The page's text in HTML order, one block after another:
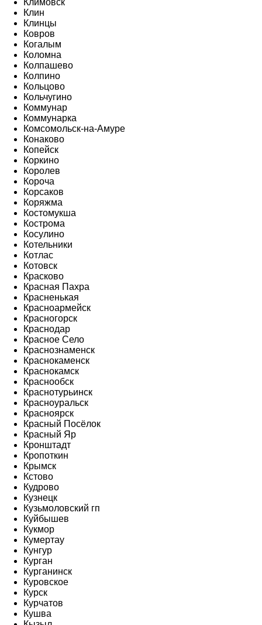
Климовск
Клин
Клинцы
Ковров
Когалым
Коломна
Колпашево
Колпино
Кольцово
Кольчугино
Коммунар
Коммунарка
Комсомольск-на-Амуре
Конаково
Копейск
Коркино
Королев
Короча
Корсаков
Коряжма
Костомукша
Кострома
Косулино
Котельники
Котлас
Котовск
Красково
Красная Пахра
Красненькая
Красноармейск
Красногорск
Краснодар
Красное Село
Краснознаменск
Краснокаменск
Краснокамск
Краснообск
Краснотурьинск
Красноуральск
Красноярск
Красный Посёлок
Красный Яр
Кронштадт
Кропоткин
Крымск
Кстово
Кудрово
Кузнецк
Кузьмоловский гп
Куйбышев
Кукмор
Кумертау
Кунгур
Курган
Курганинск
Куровское
Курск
Курчатов
Кушва